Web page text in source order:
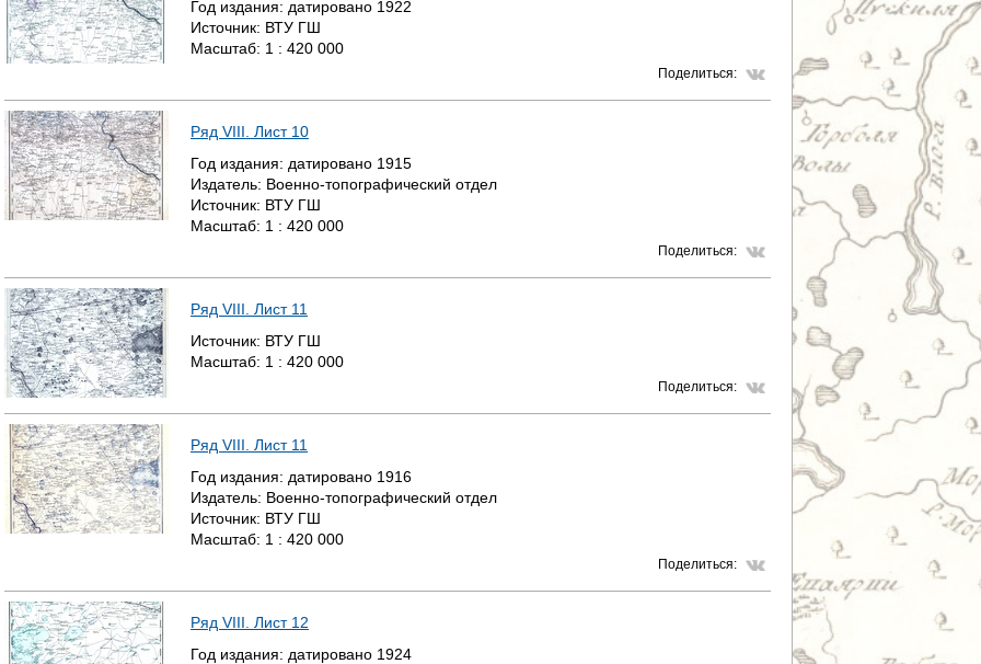
Р
Н
И
Ц
Год издания: датировано 1922
Источник: ВТУ ГШ
Масштаб: 1 : 420 000
Поделиться:
Ряд VIII. Лист 10
Год издания: датировано 1915
Издатель: Военно-топографический отдел
Источник: ВТУ ГШ
Масштаб: 1 : 420 000
Поделиться:
Ряд VIII. Лист 11
Источник: ВТУ ГШ
Масштаб: 1 : 420 000
Поделиться:
Ряд VIII. Лист 11
Год издания: датировано 1916
Издатель: Военно-топографический отдел
Источник: ВТУ ГШ
Масштаб: 1 : 420 000
Поделиться:
Ряд VIII. Лист 12
Год издания: датировано 1924